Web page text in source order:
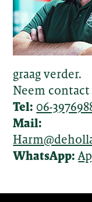
graag verder.
Neem
Tel: 06-
Mail:
WhatsApp: